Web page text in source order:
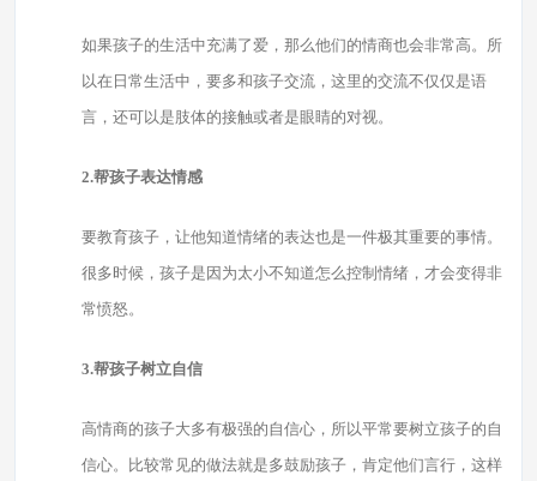
如果孩子的生活中充满了爱，那么他们的情商也会非常高。所
以在日常生活中，要多和孩子交流，这里的交流不仅仅是语
言，还可以是肢体的接触或者是眼睛的对视。
2.帮孩子表达情感
要教育孩子，让他知道情绪的表达也是一件极其重要的事情。
很多时候，孩子是因为太小不知道怎么控制情绪，才会变得非
常愤怒。
3.帮孩子树立自信
高情商的孩子大多有极强的自信心，所以平常要树立孩子的自
信心。比较常见的做法就是多鼓励孩子，肯定他们言行，这样